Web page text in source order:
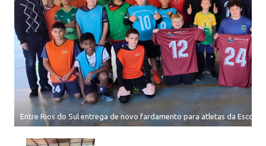
Entre Rios do Sul entrega de novo fardamento para atletas da